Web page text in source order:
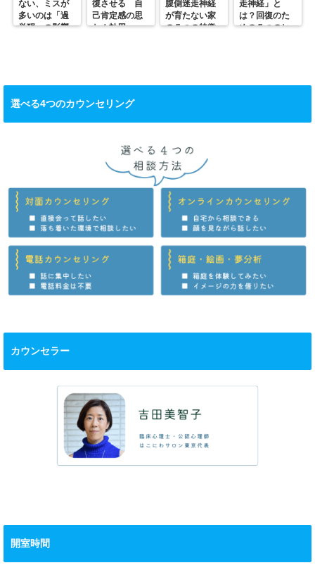
ない、ミスが
多いのは「過
覚醒」の影響
復させる 自
己肯定感の思
わぬ効用
腹側迷走神経
が育たない家
の５つの特徴
走神経」と
は？回復のた
めの５つのヒ
選べる4つのカウンセリング
カウンセラー
開室時間